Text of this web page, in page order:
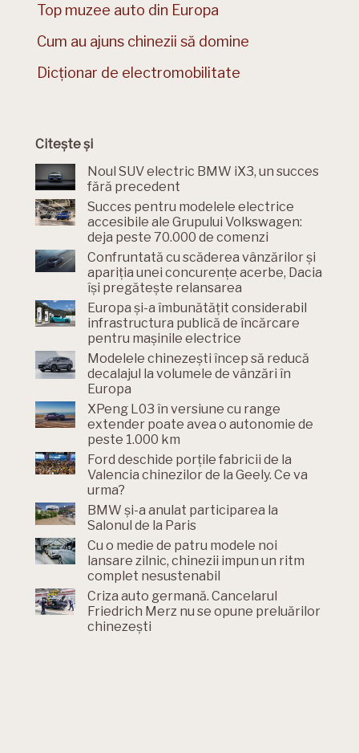
Top muzee auto din Europa
Cum au ajuns chinezii să domine
Dicționar de electromobilitate
Citește și
Noul SUV electric BMW iX3, un succes
fără precedent
Succes pentru modelele electrice
accesibile ale Grupului Volkswagen:
deja peste 70.000 de comenzi
Confruntată cu scăderea vânzărilor și
apariția unei concurențe acerbe, Dacia
își pregătește relansarea
Europa și-a îmbunătățit considerabil
infrastructura publică de încărcare
pentru mașinile electrice
Modelele chinezești încep să reducă
decalajul la volumele de vânzări în
Europa
XPeng L03 în versiune cu range
extender poate avea o autonomie de
peste 1.000 km
Ford deschide porțile fabricii de la
Valencia chinezilor de la Geely. Ce va
urma?
BMW și-a anulat participarea la
Salonul de la Paris
Cu o medie de patru modele noi
lansare zilnic, chinezii impun un ritm
complet nesustenabil
Criza auto germană. Cancelarul
Friedrich Merz nu se opune preluărilor
chinezești